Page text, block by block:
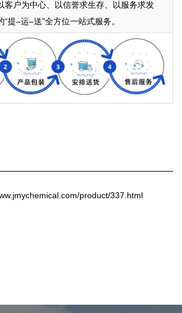
客户为中心、以信誉求生存、以服务求发
提–运–送”全方位一站式服务。
product/337.html